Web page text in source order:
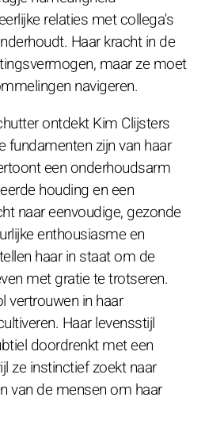
relaties met collega's
Haar kracht in de
maar ze moet
navigeren.
ontdekt Kim Clijsters
fundamenten zijn van haar
een onderhoudsarm
houding en een
naar eenvoudige, gezonde
enthousiasme en
haar in staat om de
met gratie te trotseren.
vertrouwen in haar
Haar levensstijl
doordrenkt met een
ze instinctief zoekt naar
van de mensen om haar